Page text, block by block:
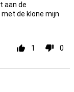
aan de
de klone mijn
1 0